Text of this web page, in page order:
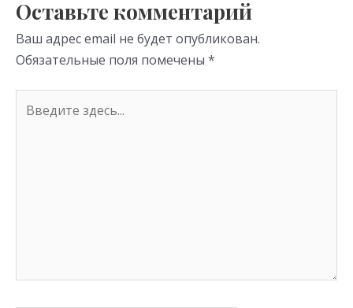
ni
ki
Оставьте комментарий
Ваш адрес email не будет опубликован.
Обязательные поля помечены *
здесь...